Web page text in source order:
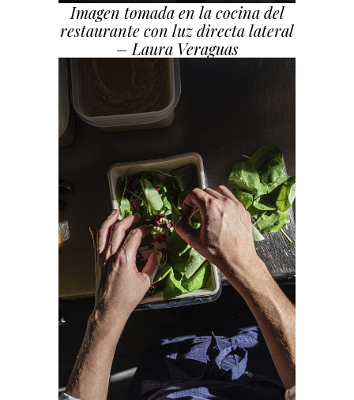
Imagen tomada en la cocina del
restaurante con luz directa lateral
– Laura Veraguas